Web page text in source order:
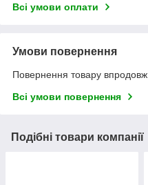
Всі умови оплати
Умови повернення
Повернення товару
Всі умови повернення
Подібні товари компанії